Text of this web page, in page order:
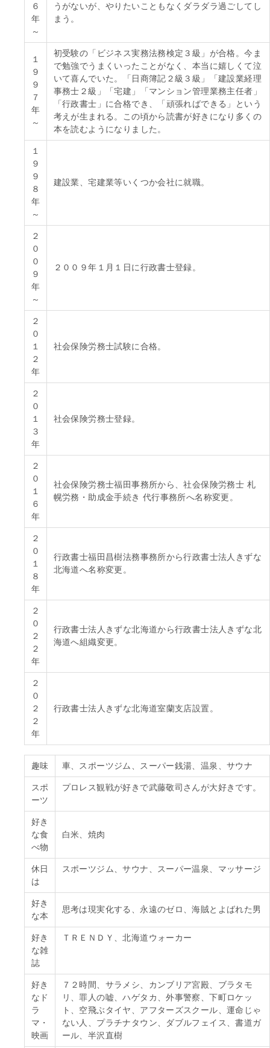
６
年
～
うがないが、やりたいこともなくダラダラ過ごしてし
まう。
１
９
９
７
年
～
初受験の「ビジネス実務法務検定３級」が合格。今ま
で勉強でうまくいったことがなく、本当に嬉しくて泣
いて喜んでいた。「日商簿記２級３級」「建設業経理
事務士２級」「宅建」「マンション管理業務主任者」
「行政書士」に合格でき、「頑張ればできる」という
考えが生まれる。この頃から読書が好きになり多くの
本を読むようになりました。
１
９
９
８
年
～
建設業、宅建業等いくつか会社に就職。
２
０
０
９
年
～
２００９年１月１日に行政書士登録。
２
０
１
２
年
社会保険労務士試験に合格。
２
０
１
３
年
社会保険労務士登録。
２
０
１
６
年
社会保険労務士福田事務所から、社会保険労務士 札
幌労務・助成金手続き 代行事務所へ名称変更。
２
０
１
８
年
行政書士福田昌樹法務事務所から行政書士法人きずな
北海道へ名称変更。
２
０
２
２
年
行政書士法人きずな北海道から行政書士法人きずな北
海道へ組織変更。
２
０
２
２
年
行政書士法人きずな北海道室蘭支店設置。
趣味 車、スポーツジム、スーパー銭湯、温泉、サウナ
スポ
ーツ
プロレス観戦が好きで武藤敬司さんが大好きです。
好き
な食
べ物
白米、焼肉
休日
は
スポーツジム、サウナ、スーパー温泉、マッサージ
好き
な本
思考は現実化する、永遠のゼロ、海賊とよばれた男
好き
な雑
誌
ＴＲＥＮＤＹ、北海道ウォーカー
好き
なド
ラ
マ・
映画
７２時間、サラメシ、カンブリア宮殿、ブラタモ
リ、罪人の嘘、ハゲタカ、外事警察、下町ロケッ
ト、空飛ぶタイヤ、アフターズスクール、運命じゃ
ない人、プラチナタウン、ダブルフェイス、書道ガ
ール、半沢直樹